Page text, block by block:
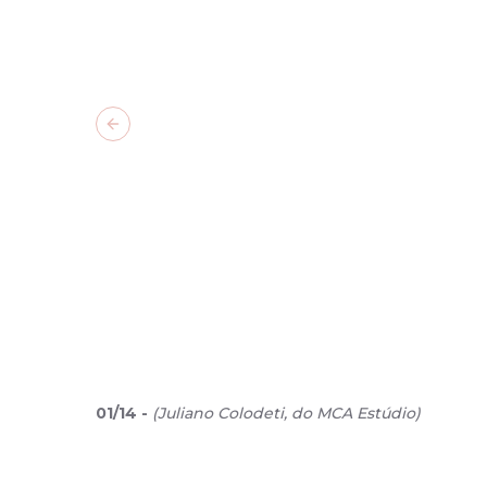
01/14 - (Juliano Colodeti, do MCA Estúdio)
Previous slide